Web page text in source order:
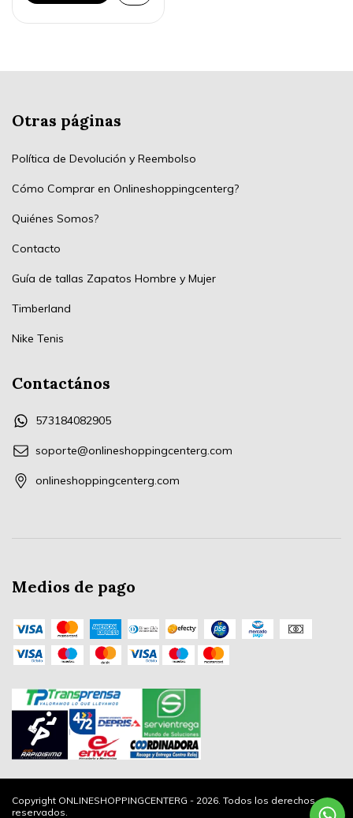
Otras páginas
Política de Devolución y Reembolso
Cómo Comprar en Onlineshoppingcenterg?
Quiénes Somos?
Contacto
Guía de tallas Zapatos Hombre y Mujer
Timberland
Nike Tenis
Contactános
573184082905
soporte@onlineshoppingcenterg.com
onlineshoppingcenterg.com
Medios de pago
Copyright ONLINESHOPPINGCENTERG - 2026. Todos los derechos
reservados.